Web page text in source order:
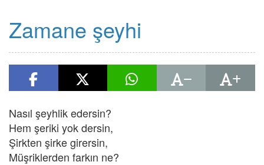
Zamane şeyhi
Nasıl şeyhlik edersin?
Hem şeriki yok dersin,
Şirkten şirke girersin,
Müşriklerden farkın ne?